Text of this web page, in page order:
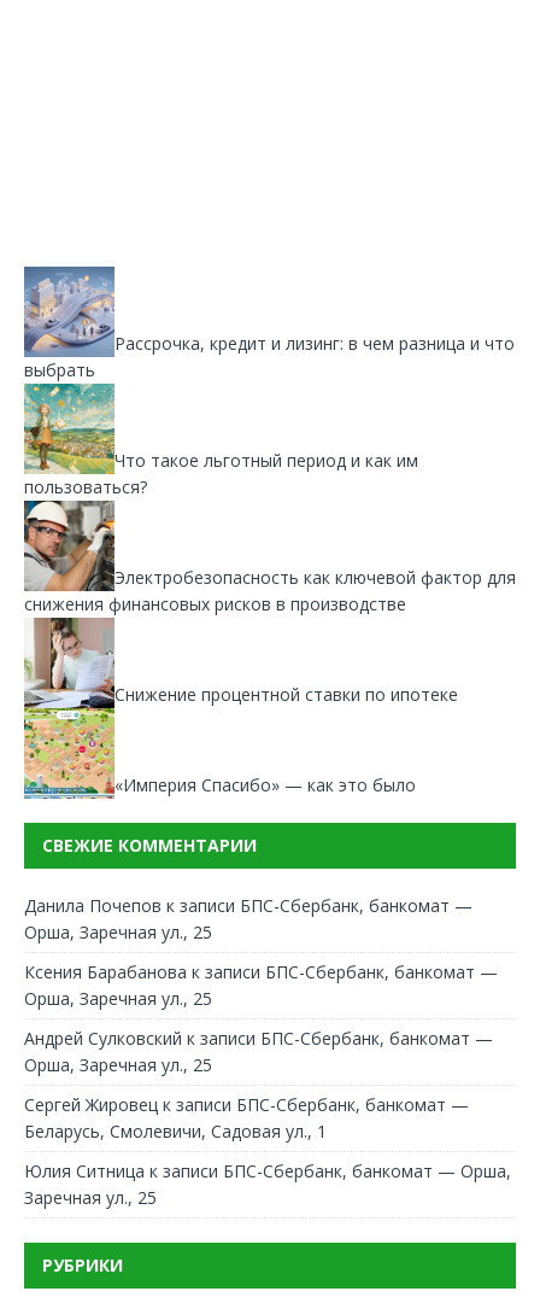
Рассрочка, кредит и лизинг: в чем разница и что
выбрать
Что такое льготный период и как им
пользоваться?
Электробезопасность как ключевой фактор для
снижения финансовых рисков в производстве
Снижение процентной ставки по ипотеке
«Империя Спасибо» — как это было
СВЕЖИЕ КОММЕНТАРИИ
Данила Почепов к записи БПС-Сбербанк, банкомат —
Орша, Заречная ул., 25
Ксения Барабанова к записи БПС-Сбербанк, банкомат —
Орша, Заречная ул., 25
Андрей Сулковский к записи БПС-Сбербанк, банкомат —
Орша, Заречная ул., 25
Сергей Жировец к записи БПС-Сбербанк, банкомат —
Беларусь, Смолевичи, Садовая ул., 1
Юлия Ситница к записи БПС-Сбербанк, банкомат — Орша,
Заречная ул., 25
РУБРИКИ